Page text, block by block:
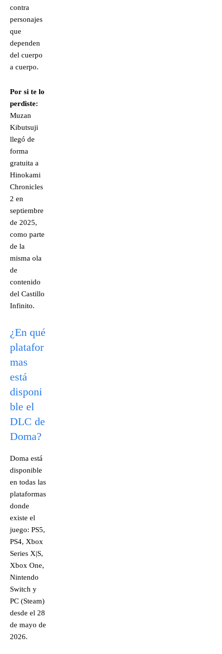
contra
personajes
que
dependen
del cuerpo
a cuerpo.
Por si te lo
perdiste:
Muzan
Kibutsuji
llegó de
forma
gratuita a
Hinokami
Chronicles
2 en
septiembre
de 2025,
como parte
de la
misma ola
de
contenido
del Castillo
Infinito.
¿En qué
platafor
mas
está
disponi
ble el
DLC de
Doma?
Doma está
disponible
en todas las
plataformas
donde
existe el
juego: PS5,
PS4, Xbox
Series X|S,
Xbox One,
Nintendo
Switch y
PC (Steam)
desde el 28
de mayo de
2026.